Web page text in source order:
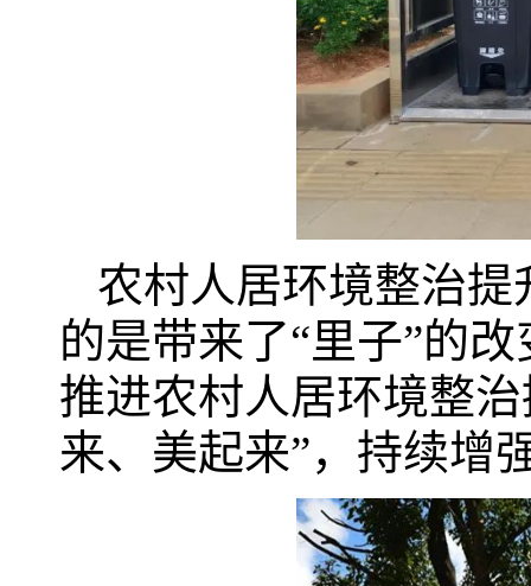
农村人居环境整治提
的是带来了“里子”的
推进农村人居环境整
来、美起来”，持续增